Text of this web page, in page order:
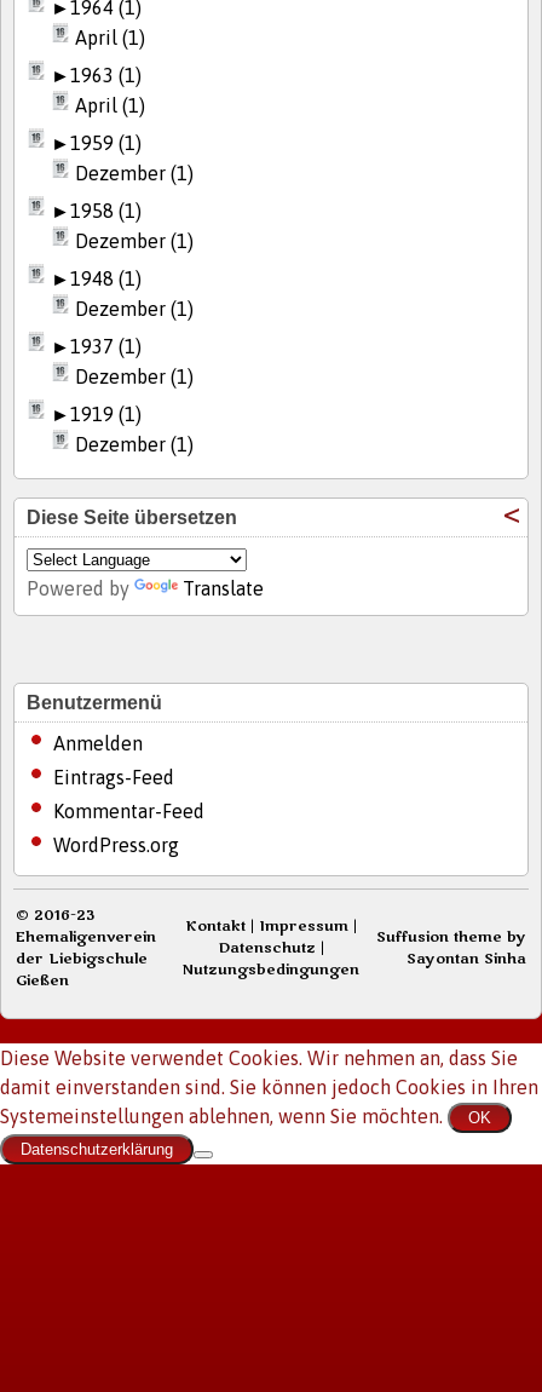
►1964 (1)
April (1)
►1963 (1)
April (1)
►1959 (1)
Dezember (1)
►1958 (1)
Dezember (1)
►1948 (1)
Dezember (1)
►1937 (1)
Dezember (1)
►1919 (1)
Dezember (1)
Diese Seite übersetzen
Powered by Translate
Benutzermenü
Anmelden
Eintrags-Feed
Kommentar-Feed
WordPress.org
© 2016-23
Ehemaligenverein
der Liebigschule
Gießen
Kontakt | Impressum |
Datenschutz |
Nutzungsbedingungen
Suffusion theme by
Sayontan Sinha
Diese Website verwendet Cookies. Wir nehmen an, dass Sie
damit einverstanden sind. Sie können jedoch Cookies in Ihren
Systemeinstellungen ablehnen, wenn Sie möchten.
OK
Datenschutzerklärung